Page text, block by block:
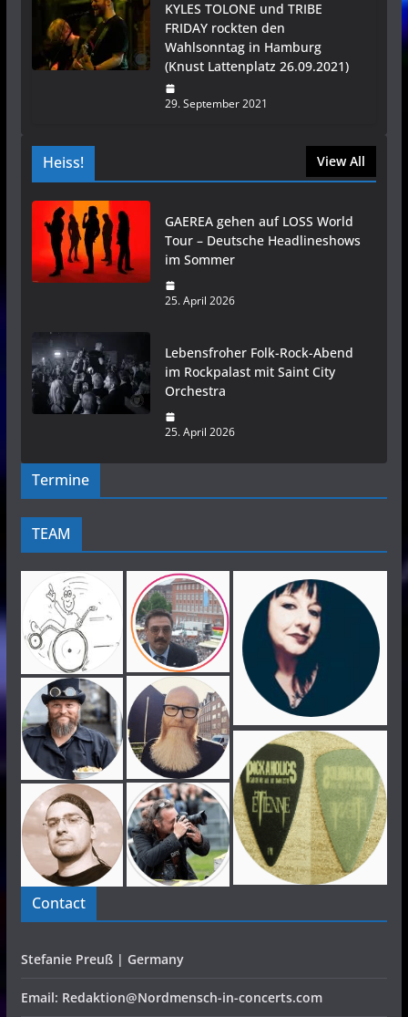
KYLES TOLONE und TRIBE
FRIDAY rockten den
Wahlsonntag in Hamburg
(Knust Lattenplatz 26.09.2021)
29. September 2021
Heiss! View All
GAEREA gehen auf LOSS World
Tour – Deutsche Headlineshows
im Sommer
25. April 2026
Lebensfroher Folk-Rock-Abend
im Rockpalast mit Saint City
Orchestra
25. April 2026
Termine
TEAM
Contact
Stefanie Preuß | Germany
Email: Redaktion@Nordmensch-in-concerts.com